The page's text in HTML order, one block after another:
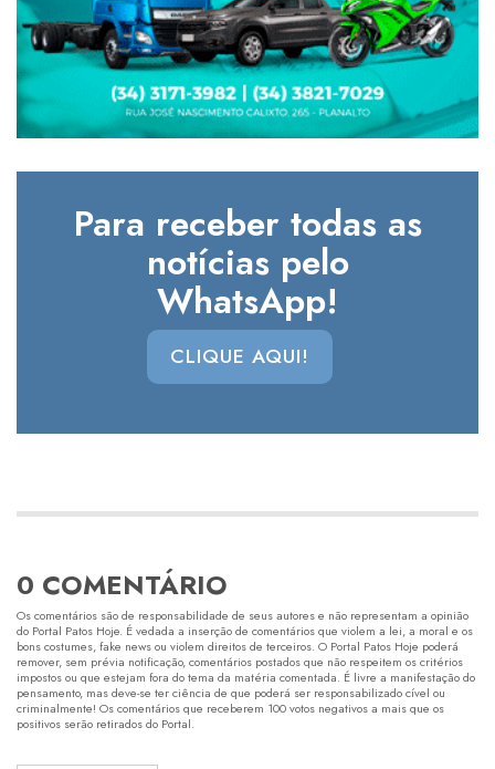
Para receber todas as
notícias pelo
WhatsApp!
CLIQUE AQUI!
0 COMENTÁRIO
Os comentários são de responsabilidade de seus autores e não representam a opinião
do Portal Patos Hoje. É vedada a inserção de comentários que violem a lei, a moral e os
bons costumes, fake news ou violem direitos de terceiros. O Portal Patos Hoje poderá
remover, sem prévia notificação, comentários postados que não respeitem os critérios
impostos ou que estejam fora do tema da matéria comentada. É livre a manifestação do
pensamento, mas deve-se ter ciência de que poderá ser responsabilizado cível ou
criminalmente! Os comentários que receberem 100 votos negativos a mais que os
positivos serão retirados do Portal.